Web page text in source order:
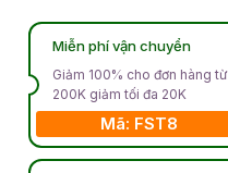
Miễn phí vận chuyển
Giảm 100% cho đơn hàng từ
200K giảm tối đa 20K
Mã: FST8